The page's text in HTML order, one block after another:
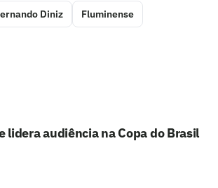
Diniz Fluminense
lidera audiência na Copa do Brasil